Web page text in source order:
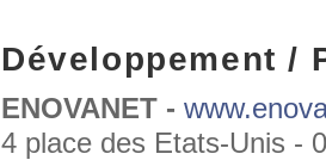
Développement /
ENOVANET -
4 place des Etats-Unis -